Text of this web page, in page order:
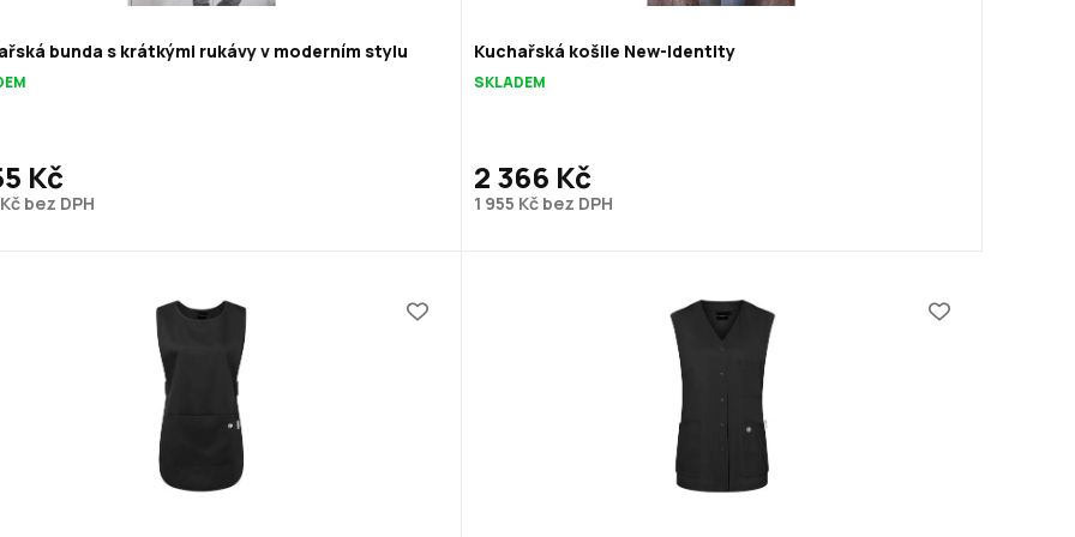
bunda s krátkými rukávy v moderním stylu
bez DPH
Kč
Kuchařská košile New-Identity
SKLADEM
1 955 Kč bez DPH
2 366 Kč